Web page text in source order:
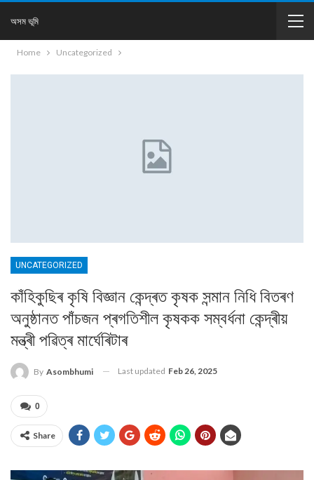
অসম ভূমি
Home Uncategorized
UNCATEGORIZED
কাঁহিকুছিৰ কৃষি বিজ্ঞান কেন্দ্ৰত কৃষক সন্মান নিধি বিতৰণ
অনুষ্ঠানত পাঁচজন প্ৰগতিশীল কৃষকক সম্বৰ্ধনা কেন্দ্ৰীয়
মন্ত্ৰী পৱিত্ৰ মাৰ্ঘেৰিটাৰ
By Asombhumi Last updated Feb 26, 2025
0
Share